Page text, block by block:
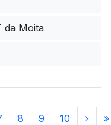
da Moita
8 9 10